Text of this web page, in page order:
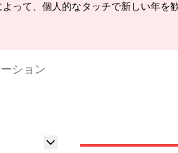
って、個人的なタッチで新しい年
ション